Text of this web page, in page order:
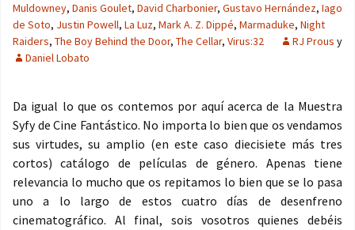
Muldowney, Danis Goulet, David Charbonier, Gustavo Hernández, Iago
de Soto, Justin Powell, La Luz, Mark A. Z. Dippé, Marmaduke, Night
Raiders, The Boy Behind the Door, The Cellar, Virus:32 RJ Prous y
Daniel Lobato
Da igual lo que os contemos por aquí acerca de la Muestra
Syfy de Cine Fantástico. No importa lo bien que os vendamos
sus virtudes, su amplio (en este caso diecisiete más tres
cortos) catálogo de películas de género. Apenas tiene
relevancia lo mucho que os repitamos lo bien que se lo pasa
uno a lo largo de estos cuatro días de desenfreno
cinematográfico. Al final, sois vosotros quienes debéis